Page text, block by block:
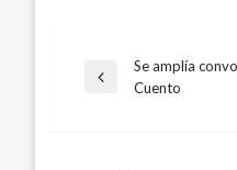
Entrada
Se amplía
Cuento